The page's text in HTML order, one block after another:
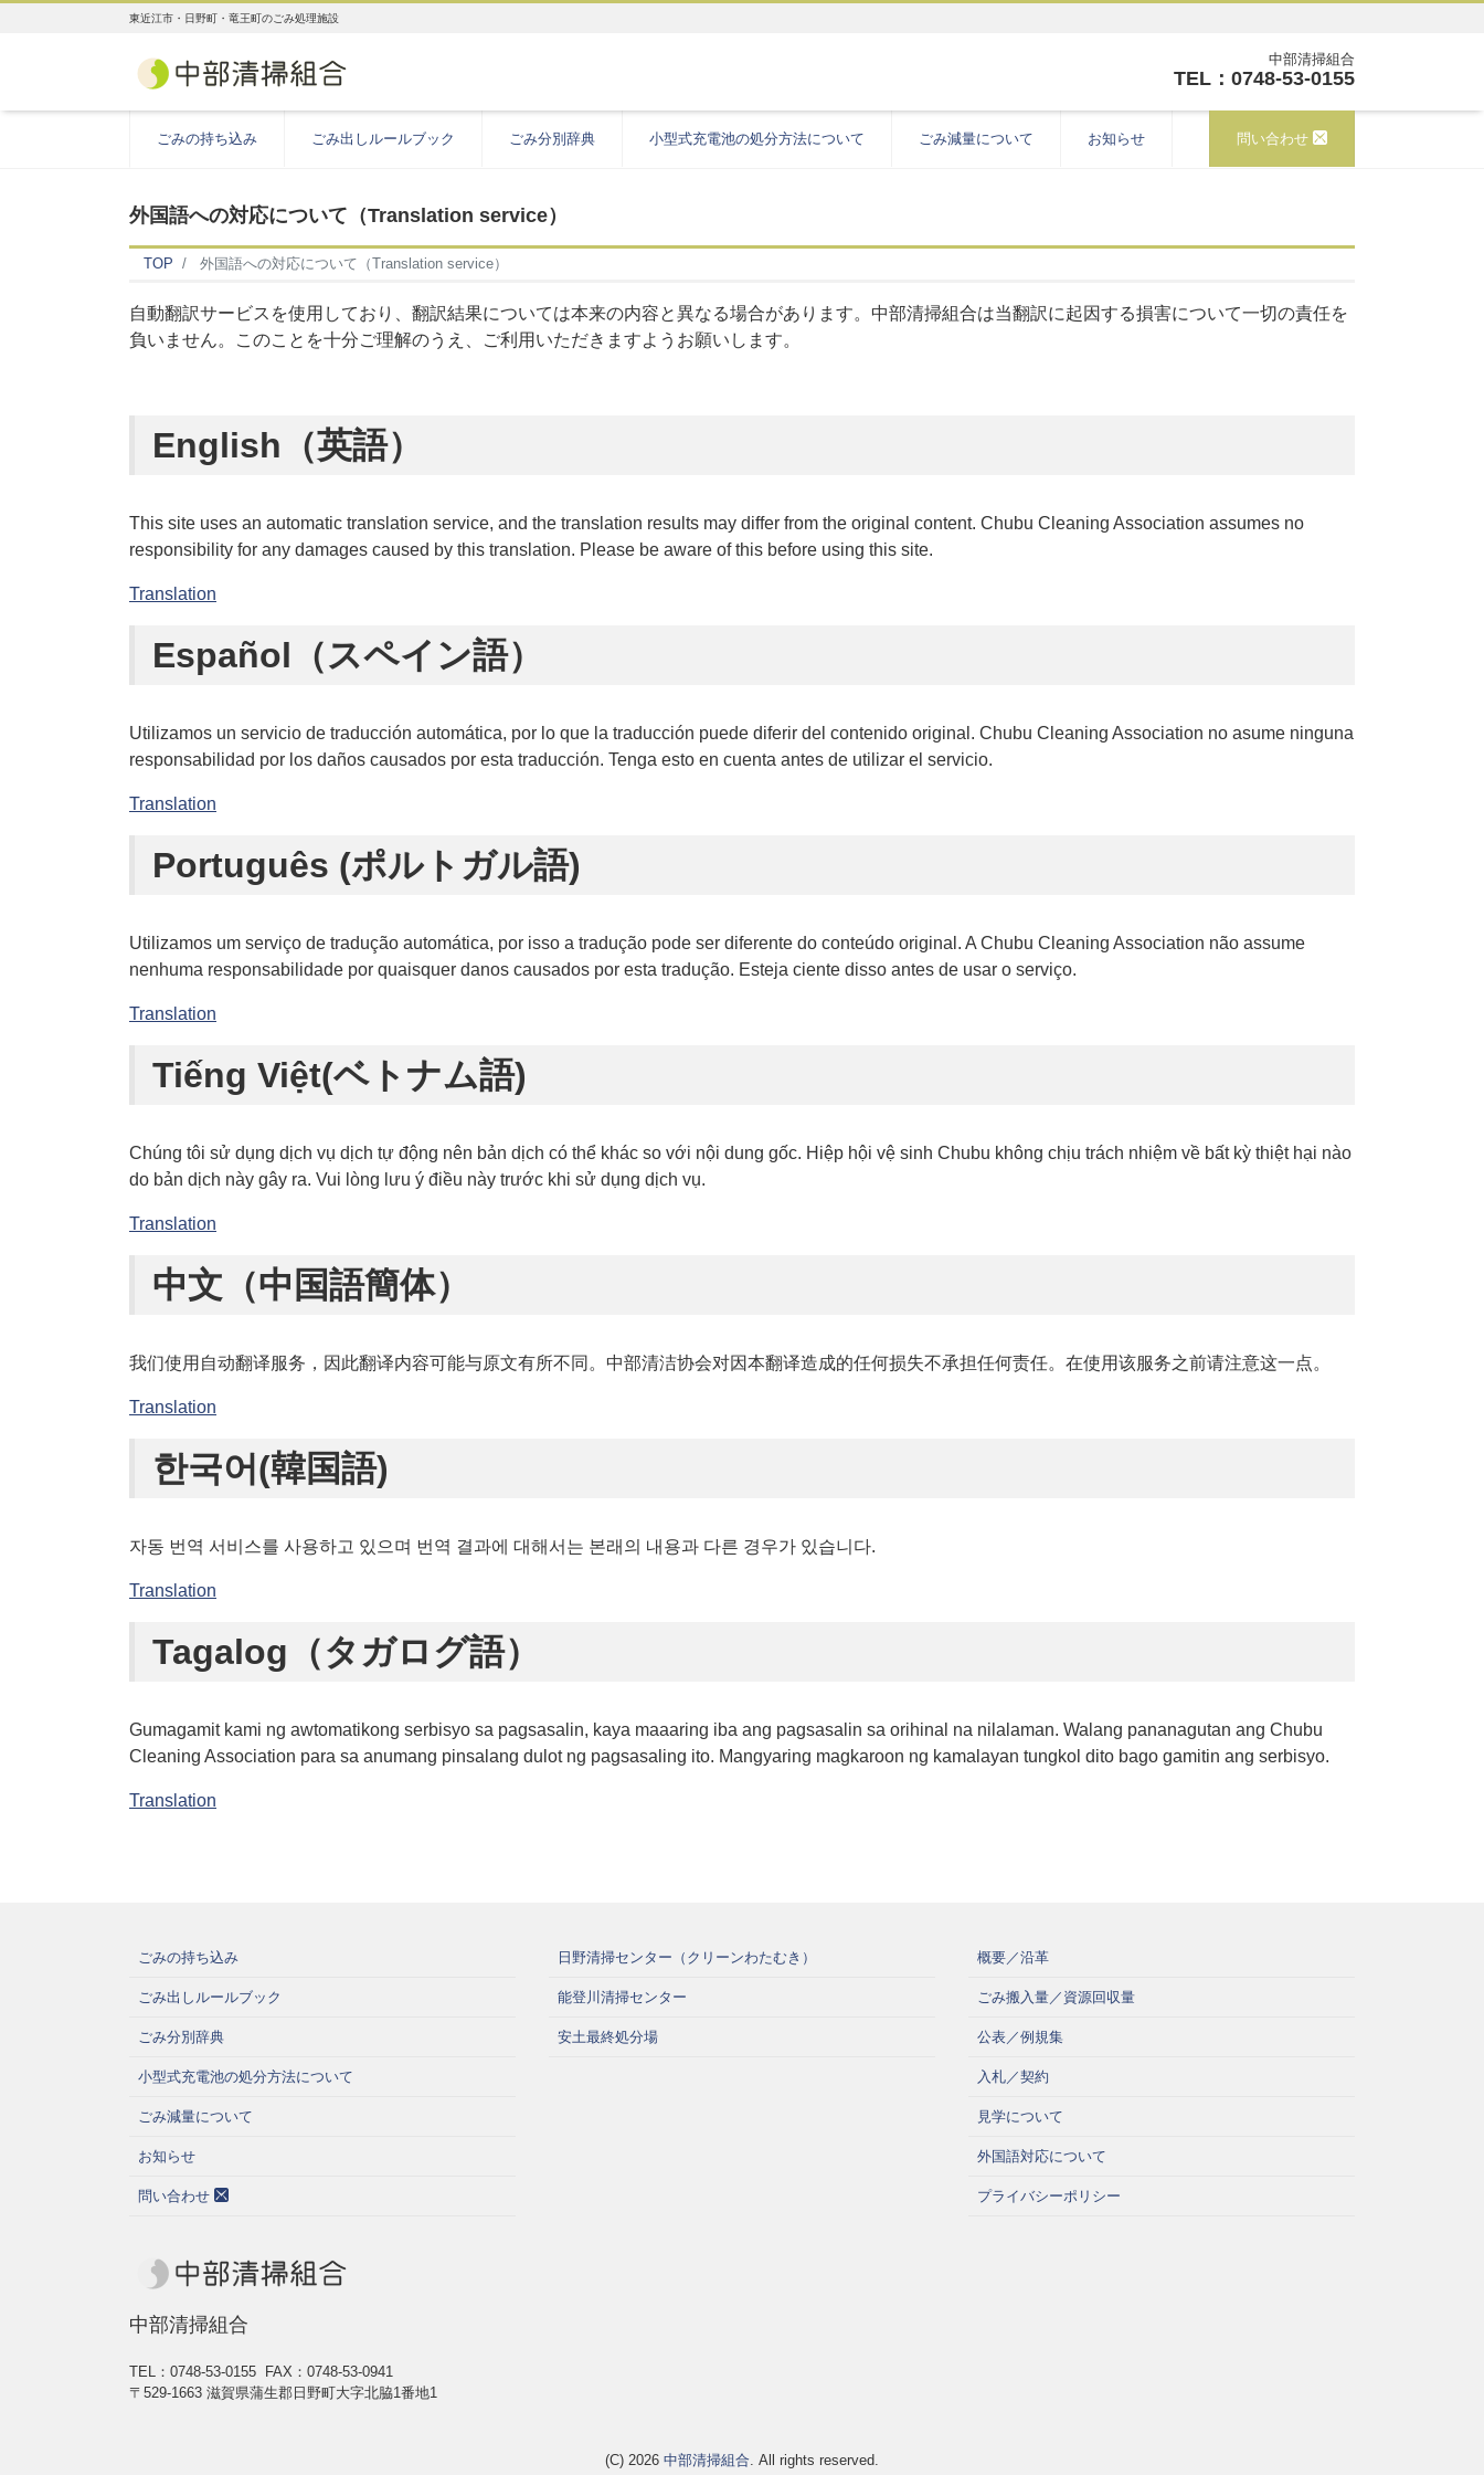
東近江市・日野町・竜王町のごみ処理施設
中部清掃組合
TEL：0748-53-0155
ごみの持ち込み ごみ出しルールブック ごみ分別辞典 小型式充電池の処分方法について ごみ減量について お知らせ 問い合わせ
外国語への対応について（Translation service）
TOP 外国語への対応について（Translation service）
自動翻訳サービスを使用しており、翻訳結果については本来の内容と異なる場合があります。中部清掃組合は当翻訳に起因する損害について一切の責任を
負いません。このことを十分ご理解のうえ、ご利用いただきますようお願いします。
English（英語）
This site uses an automatic translation service, and the translation results may differ from the original content. Chubu Cleaning Association assumes no
responsibility for any damages caused by this translation. Please be aware of this before using this site.
Translation
Español（スペイン語）
Utilizamos un servicio de traducción automática, por lo que la traducción puede diferir del contenido original. Chubu Cleaning Association no asume ninguna
responsabilidad por los daños causados por esta traducción. Tenga esto en cuenta antes de utilizar el servicio.
Translation
Português (ポルトガル語)
Utilizamos um serviço de tradução automática, por isso a tradução pode ser diferente do conteúdo original. A Chubu Cleaning Association não assume
nenhuma responsabilidade por quaisquer danos causados por esta tradução. Esteja ciente disso antes de usar o serviço.
Translation
Tiếng Việt(ベトナム語)
Chúng tôi sử dụng dịch vụ dịch tự động nên bản dịch có thể khác so với nội dung gốc. Hiệp hội vệ sinh Chubu không chịu trách nhiệm về bất kỳ thiệt hại nào
do bản dịch này gây ra. Vui lòng lưu ý điều này trước khi sử dụng dịch vụ.
Translation
中文（中国語簡体）
我们使用自动翻译服务，因此翻译内容可能与原文有所不同。中部清洁协会对因本翻译造成的任何损失不承担任何责任。在使用该服务之前请注意这一点。
Translation
한국어(韓国語)
자동 번역 서비스를 사용하고 있으며 번역 결과에 대해서는 본래의 내용과 다른 경우가 있습니다.
Translation
Tagalog（タガログ語）
Gumagamit kami ng awtomatikong serbisyo sa pagsasalin, kaya maaaring iba ang pagsasalin sa orihinal na nilalaman. Walang pananagutan ang Chubu
Cleaning Association para sa anumang pinsalang dulot ng pagsasaling ito. Mangyaring magkaroon ng kamalayan tungkol dito bago gamitin ang serbisyo.
Translation
ごみの持ち込み
ごみ出しルールブック
ごみ分別辞典
小型式充電池の処分方法について
ごみ減量について
お知らせ
問い合わせ
日野清掃センター（クリーンわたむき）
能登川清掃センター
安土最終処分場
概要／沿革
ごみ搬入量／資源回収量
公表／例規集
入札／契約
見学について
外国語対応について
プライバシーポリシー
中部清掃組合
TEL：0748-53-0155
FAX：0748-53-0941
〒529-1663 滋賀県蒲生郡日野町大字北脇1番地1
(C) 2026 中部清掃組合. All rights reserved.